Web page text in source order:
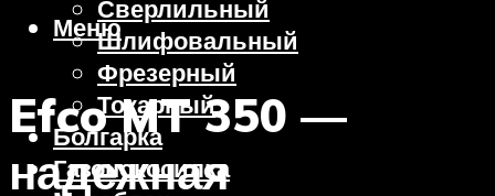
Сверлильный
Шлифовальный
Фрезерный
Токарный
Болгарка
Газонокосилка
Меню
Efco MT 350 —
надежная